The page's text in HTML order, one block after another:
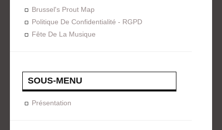
Design For Everyone
Publications
FORMATION
Programmées
A La Demande
Brussel's Prout Map
Politique De Confidentialité - RGPD
Fête De La Musique
SOUS-MENU
Présentation